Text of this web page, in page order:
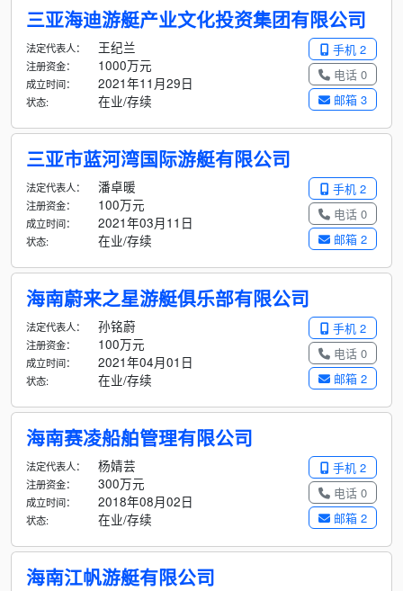
三亚海迪游艇产业文化投资集团有限公司
手机 2
电话 0
邮箱 3
法定代表人： 王纪兰
注册资金： 1000万元
成立时间： 2021年11月29日
状态: 在业/存续
三亚市蓝河湾国际游艇有限公司
手机 2
电话 0
邮箱 2
法定代表人： 潘卓暖
注册资金： 100万元
成立时间： 2021年03月11日
状态: 在业/存续
海南蔚来之星游艇俱乐部有限公司
手机 2
电话 0
邮箱 2
法定代表人： 孙铭蔚
注册资金： 100万元
成立时间： 2021年04月01日
状态: 在业/存续
海南赛凌船舶管理有限公司
手机 2
电话 0
邮箱 2
法定代表人： 杨婧芸
注册资金： 300万元
成立时间： 2018年08月02日
状态: 在业/存续
海南江帆游艇有限公司